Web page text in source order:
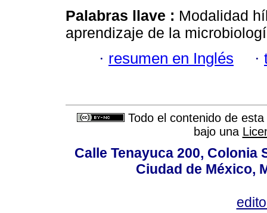
Palabras llave : Modalidad
aprendizaje de la
· resumen en Inglés ·
Todo el contenido de
bajo una
Calle Tenayuca 200, Colonia
Ciudad de México,